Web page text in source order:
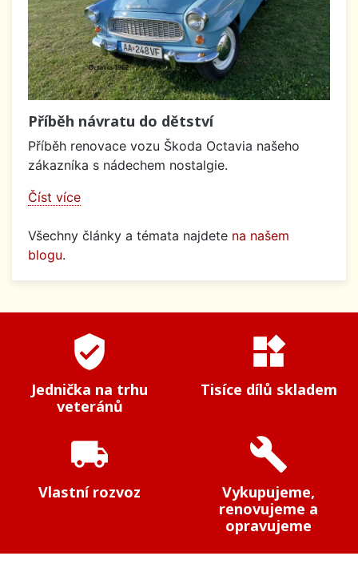
Příběh návratu do dětství
Příběh renovace vozu Škoda Octavia našeho
zákazníka s nádechem nostalgie.
Číst více
Všechny články a témata najdete na našem
blogu.
verified_user
Jednička na trhu
veteránů
widgets
Tisíce dílů skladem
local_shipping
Vlastní rozvoz
build
Vykupujeme,
renovujeme a
opravujeme